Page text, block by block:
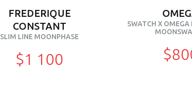
FREDERIQUE
CONSTANT
SLIM LINE MOONPHASE
$1 100
SWATCH X OMEGA